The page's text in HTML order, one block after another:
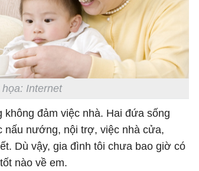
Internet
đảm việc nhà. Hai đứa sống
nấu nướng, nội trợ, việc nhà cửa,
Dù vậy, gia đình tôi chưa bao giờ có
nào về em.